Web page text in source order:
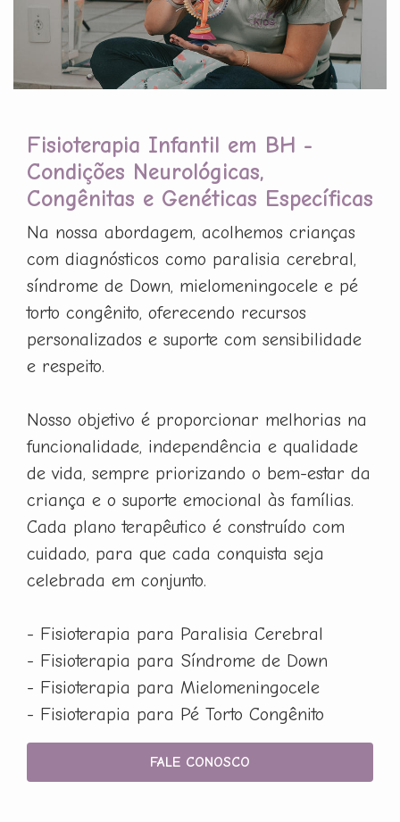
Fisioterapia Infantil em BH -
Condições Neurológicas,
Congênitas e Genéticas Específicas
Na nossa abordagem, acolhemos crianças
com diagnósticos como paralisia cerebral,
síndrome de Down, mielomeningocele e pé
torto congênito, oferecendo recursos
personalizados e suporte com sensibilidade
e respeito.
Nosso objetivo é proporcionar melhorias na
funcionalidade, independência e qualidade
de vida, sempre priorizando o bem-estar da
criança e o suporte emocional às famílias.
Cada plano terapêutico é construído com
cuidado, para que cada conquista seja
celebrada em conjunto.
- Fisioterapia para Paralisia Cerebral
- Fisioterapia para Síndrome de Down
- Fisioterapia para Mielomeningocele
- Fisioterapia para Pé Torto Congênito
FALE CONOSCO